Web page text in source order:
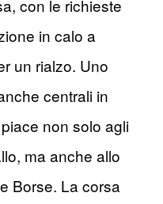
con le richieste
in calo a
un rialzo. Uno
centrali in
non solo agli
ma anche allo
Borse. La corsa